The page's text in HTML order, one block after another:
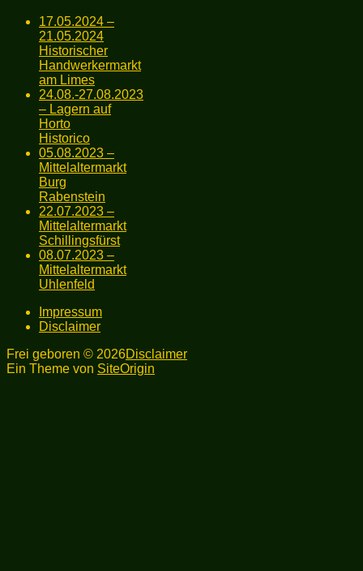
17.05.2024 –
21.05.2024
Historischer
Handwerkermarkt
am Limes
24.08.-27.08.2023
– Lagern auf
Horto
Historico
05.08.2023 –
Mittelaltermarkt
Burg
Rabenstein
22.07.2023 –
Mittelaltermarkt
Schillingsfürst
08.07.2023 –
Mittelaltermarkt
Uhlenfeld
Impressum
Disclaimer
Frei geboren © 2026Disclaimer
Ein Theme von SiteOrigin